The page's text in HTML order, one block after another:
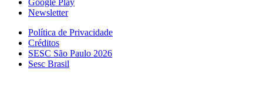
Google Play
Newsletter
Política de Privacidade
Créditos
SESC São Paulo 2026
Sesc Brasil